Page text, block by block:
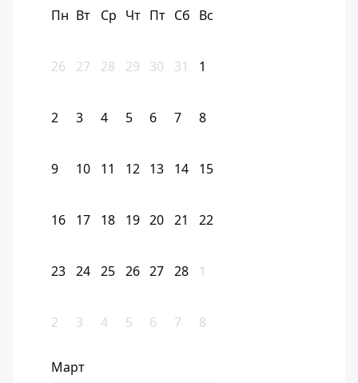
Пн Вт Ср Чт Пт Сб Вс
26 27 28 29 30 31 1
2 3 4 5 6 7 8
9 10 11 12 13 14 15
16 17 18 19 20 21 22
23 24 25 26 27 28 1
2 3 4 5 6 7 8
Март